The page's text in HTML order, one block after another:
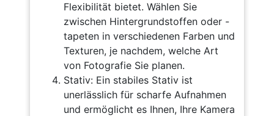
Flexibilität bietet. Wählen Sie
zwischen Hintergrundstoffen oder -
tapeten in verschiedenen Farben und
Texturen, je nachdem, welche Art
von Fotografie Sie planen.
Stativ: Ein stabiles Stativ ist
unerlässlich für scharfe Aufnahmen
und ermöglicht es Ihnen, Ihre Kamera